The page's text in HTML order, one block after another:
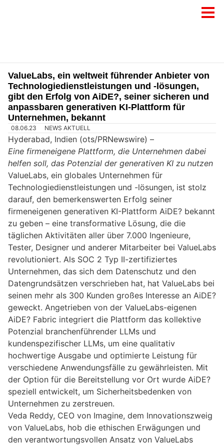
ValueLabs, ein weltweit führender Anbieter von
Technologiedienstleistungen und -lösungen,
gibt den Erfolg von AiDE?, seiner sicheren und
anpassbaren generativen KI-Plattform für
Unternehmen, bekannt
08.06.23 NEWS AKTUELL
Hyderabad, Indien (ots/PRNewswire) –
Eine firmeneigene Plattform, die Unternehmen dabei
helfen soll, das Potenzial der generativen KI zu nutzen
ValueLabs, ein globales Unternehmen für
Technologiedienstleistungen und -lösungen, ist stolz
darauf, den bemerkenswerten Erfolg seiner
firmeneigenen generativen KI-Plattform AiDE? bekannt
zu geben – eine transformative Lösung, die die
täglichen Aktivitäten aller über 7.000 Ingenieure,
Tester, Designer und anderer Mitarbeiter bei ValueLabs
revolutioniert. Als SOC 2 Typ II-zertifiziertes
Unternehmen, das sich dem Datenschutz und den
Datengrundsätzen verschrieben hat, hat ValueLabs bei
seinen mehr als 300 Kunden großes Interesse an AiDE?
geweckt. Angetrieben von der ValueLabs-eigenen
AiDE? Fabric integriert die Plattform das kollektive
Potenzial branchenführender LLMs und
kundenspezifischer LLMs, um eine qualitativ
hochwertige Ausgabe und optimierte Leistung für
verschiedene Anwendungsfälle zu gewährleisten. Mit
der Option für die Bereitstellung vor Ort wurde AiDE?
speziell entwickelt, um Sicherheitsbedenken von
Unternehmen zu zerstreuen.
Veda Reddy, CEO von Imagine, dem Innovationszweig
von ValueLabs, hob die ethischen Erwägungen und
den verantwortungsvollen Ansatz von ValueLabs